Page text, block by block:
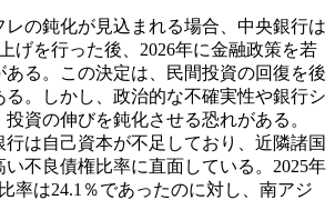
レの鈍化が見込まれる場合、中央銀行は
げを行った後、2026年に金融政策を若
る。この決定は、民間投資の回復を後
。しかし、政治的な不確実性や銀行シ
資の伸びを鈍化させる恐れがある。
は自己資本が不足しており、近隣諸国
不良債権比率に直面している。2025年
率は24.1％であったのに対し、南アジ